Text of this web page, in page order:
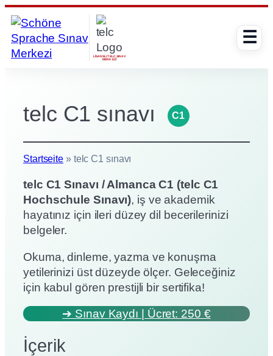
geç
LISANSLI TELC SINAV
MERKEZI
☰
telc C1 sınavı C1
Startseite » telc C1 sınavı
telc C1 Sınavı / Almanca C1 (telc C1
Hochschule Sınavı), iş ve akademik
hayatınız için ileri düzey dil becerilerinizi
belgeler.
Okuma, dinleme, yazma ve konuşma
yetilerinizi üst düzeyde ölçer. Geleceğiniz
için kabul gören prestijli bir sertifika!
➔ Sınav Kaydı | Ücret: 250 €
İçerik